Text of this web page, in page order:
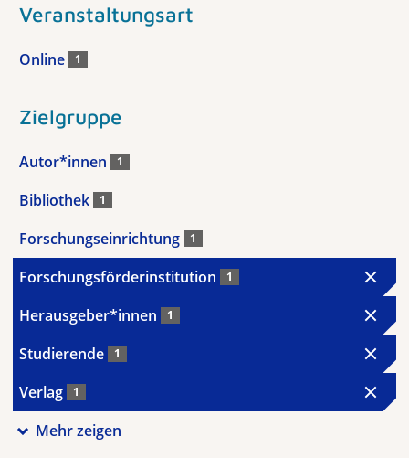
Veranstaltungsart
Online 1
Zielgruppe
Autor*innen 1
Bibliothek 1
Forschungseinrichtung 1
Forschungsförderinstitution 1
Herausgeber*innen 1
Studierende 1
Verlag 1
Mehr zeigen